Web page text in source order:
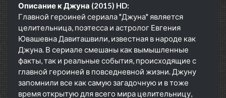
Описание к Джуна (2015) HD:
Главной героиней сериала "Джуна" является
целительница, поэтесса и астролог Евгения
Ювашевна Давиташвили, известная в народе как
Джуна. В сериале смешаны как вымышленные
факты, так и реальные события, происходящие с
главной героиней в повседневной жизни. Джуну
запомнили все как самую загадочную и в тоже
время открытую для всего мира целительницу,